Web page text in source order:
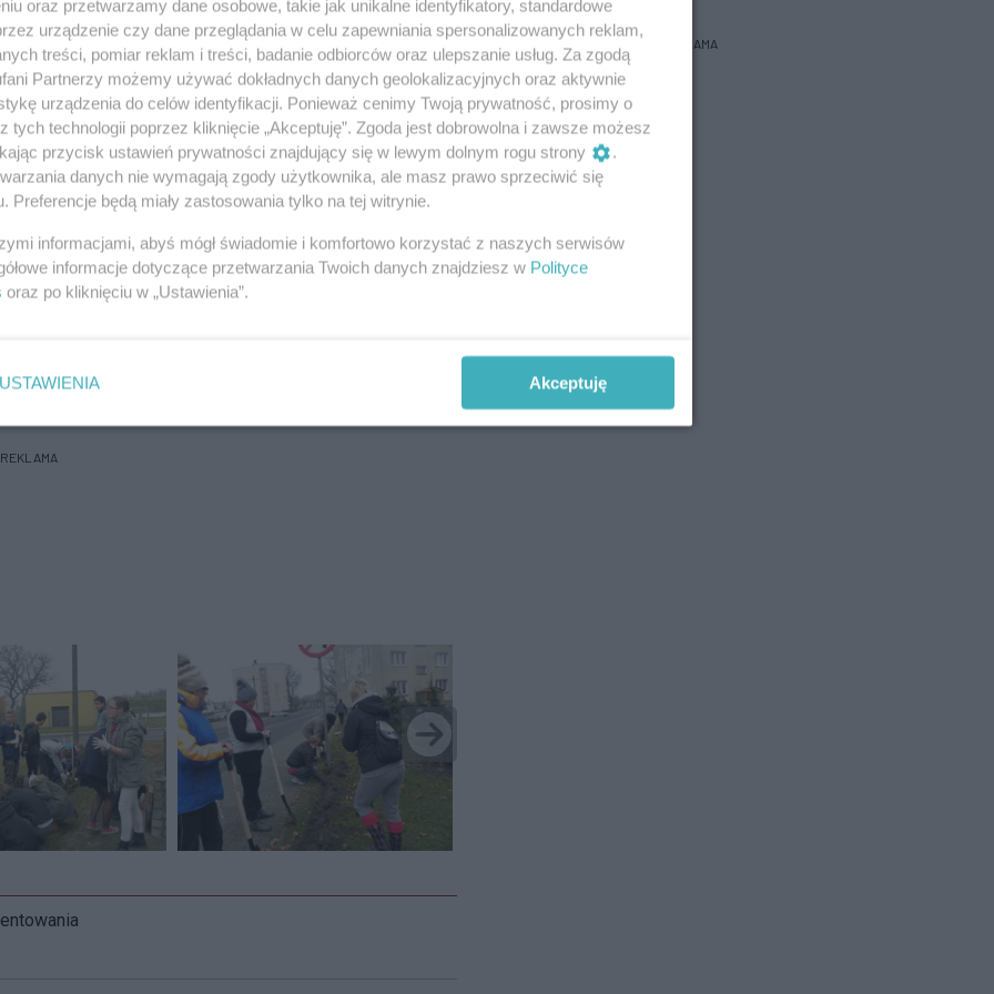
REKLAMA
w Baniach, którzy własnymi rękami
z miejscowego Koła Gospodyń Wiejskich.
„Kurier Szczeciński” wraz z Wojewódzkim
Resztę zakupił Urząd Gminy w Baniach.
REKLAMA
REKLAMA
oraz przetwarzamy dane osobowe, takie jak unikalne identyfikatory, standardowe
urządzenie czy dane przeglądania w celu zapewniania spersonalizowanych reklam,
treści, pomiar reklam i treści, badanie odbiorców oraz ulepszanie usług. Za zgodą
Partnerzy możemy używać dokładnych danych geolokalizacyjnych oraz aktywnie
urządzenia do celów identyfikacji. Ponieważ cenimy Twoją prywatność, prosimy o
tych technologii poprzez kliknięcie „Akceptuję”. Zgoda jest dobrowolna i zawsze możesz
przycisk ustawień prywatności znajdujący się w lewym dolnym rogu strony
.
danych nie wymagają zgody użytkownika, ale masz prawo sprzeciwić się
Preferencje będą miały zastosowania tylko na tej witrynie.
informacjami, abyś mógł świadomie i komfortowo korzystać z naszych serwisów
informacje dotyczące przetwarzania Twoich danych znajdziesz w Polityce
oraz po kliknięciu w „Ustawienia”.
USTAWIENIA Akceptuję